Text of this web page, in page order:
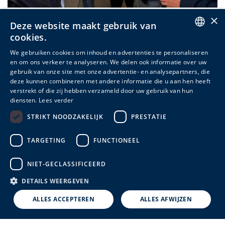
DUTCH
FRENCH
×
Deze website maakt gebruik van
cookies.
We gebruiken cookies om inhoud en advertenties te personaliseren
en om ons verkeer te analyseren. We delen ook informatie over uw
gebruik van onze site met onze advertentie- en analysepartners, die
deze kunnen combineren met andere informatie die u aan hen heeft
verstrekt of die zij hebben verzameld door uw gebruik van hun
diensten. Lees verder
STRIKT NOODZAKELIJK
PRESTATIE
TARGETING FUNCTIONEEL
NIET-GECLASSIFICEERD
DETAILS WEERGEVEN
ALLES ACCEPTEREN ALLES AFWIJZEN